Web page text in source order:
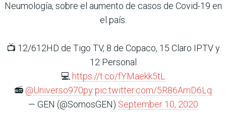
Neumología, sobre el aumento de casos de Covid-19 en
el país.
📺 12/612HD de Tigo TV, 8 de Copaco, 15 Claro IPTV y
12 Personal
💻 https://t.co/fYMaekk5tL
📻 @Universo970py pic.twitter.com/5R86AmD6Lq
— GEN (@SomosGEN) September 10, 2020